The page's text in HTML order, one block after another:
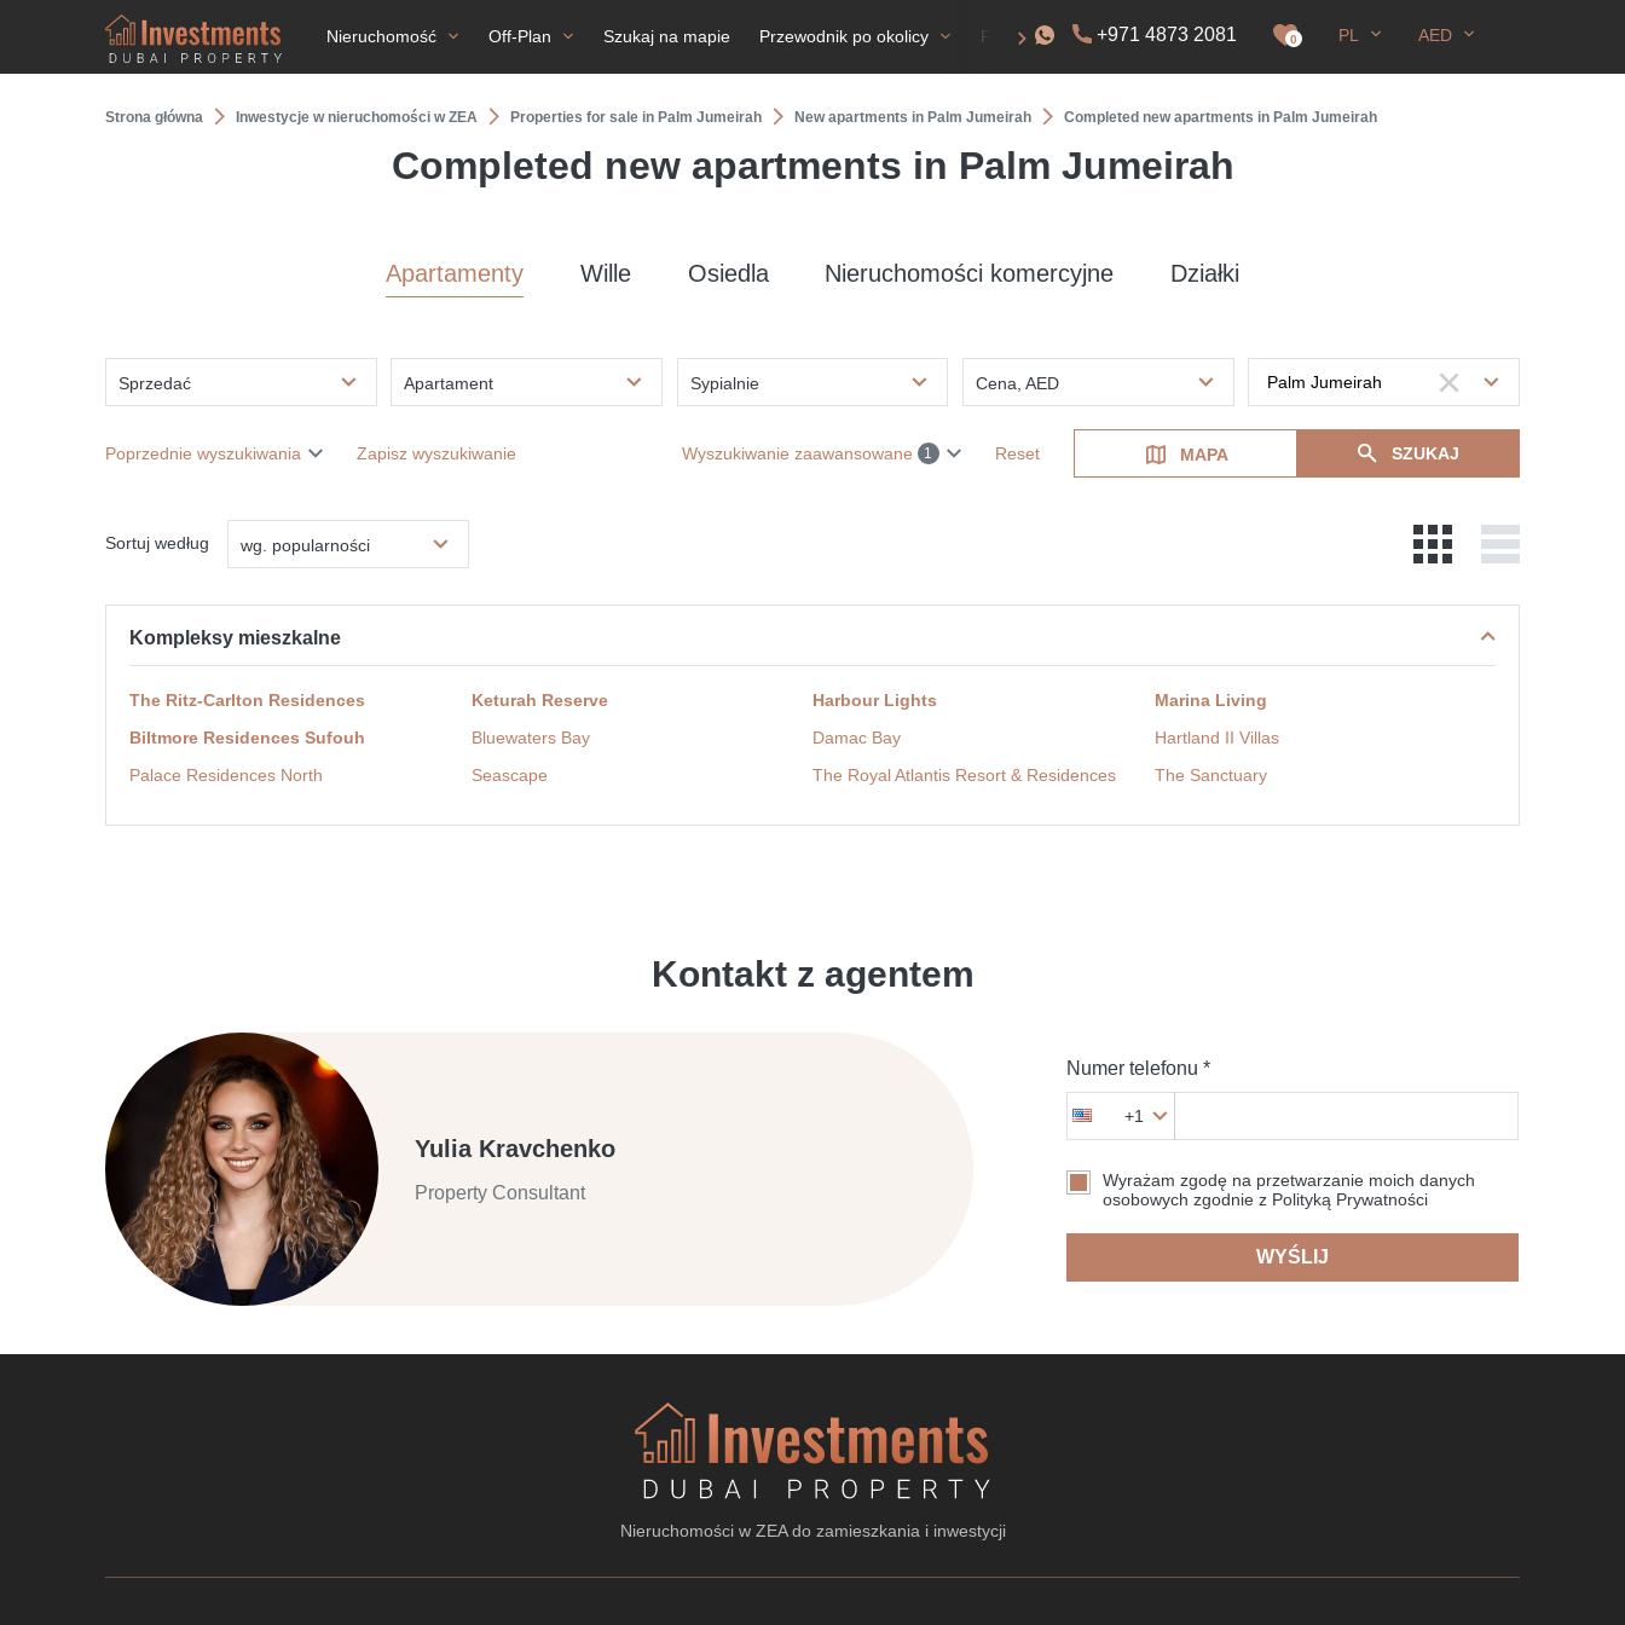
Nieruchomość Off-Plan Szukaj na mapie Przewodnik po okolicy FAQ Zezwolenie na pobyt
+971 4873 2081 0 PL AED
Strona główna Inwestycje w nieruchomości w ZEA Properties for sale in Palm Jumeirah New apartments in Palm Jumeirah Сompleted new apartments in Palm Jumeirah
Сompleted new apartments in Palm Jumeirah
Apartamenty Wille Osiedla Nieruchomości komercyjne Działki
Sprzedać Apartament Sypialnie Cena, AED
Poprzednie wyszukiwania Zapisz wyszukiwanie Wyszukiwanie zaawansowane 1 Reset MAPA SZUKAJ
Sortuj według wg. popularności
Kompleksy mieszkalne
The Ritz-Carlton Residences Keturah Reserve Harbour Lights
Marina Living
Biltmore Residences Sufouh
Bluewaters Bay Damac Bay
Hartland II Villas
Palace Residences North
Seascape The Royal Atlantis Resort & Residences The Sanctuary
Kontakt z agentem
Yulia Kravchenko
Property Consultant
Numer telefonu *
+1
Wyrażam zgodę na przetwarzanie moich danych
osobowych zgodnie z Polityką Prywatności
WYŚLIJ
Nieruchomości w ZEA do zamieszkania i inwestycji